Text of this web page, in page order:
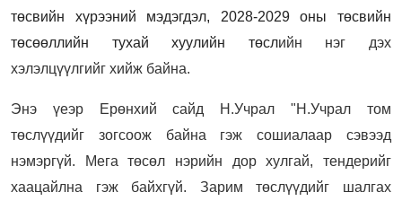
төсвийн хүрээний мэдэгдэл, 2028-2029 оны төсвийн
төсөөллийн тухай хуулийн төслийн нэг дэх
хэлэлцүүлгийг хийж байна.
Энэ үеэр Ерөнхий сайд Н.Учрал "Н.Учрал том
төслүүдийг зогсоож байна гэж сошиалаар сэвээд
нэмэргүй. Мега төсөл нэрийн дор хулгай, тендерийг
хаацайлна гэж байхгүй. Зарим төслүүдийг шалгах